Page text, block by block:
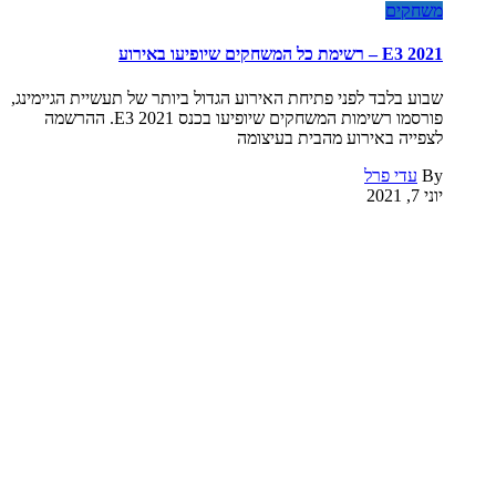
משחקים
E3 2021 – רשימת כל המשחקים שיופיעו באירוע
שבוע בלבד לפני פתיחת האירוע הגדול ביותר של תעשיית הגיימינג,
פורסמו רשימות המשחקים שיופיעו בכנס E3 2021. ההרשמה
לצפייה באירוע מהבית בעיצומה
By עדי פרל
יוני 7, 2021